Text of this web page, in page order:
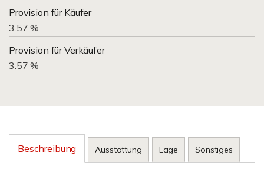
Provision für Käufer
3.57 %
Provision für Verkäufer
3.57 %
Beschreibung Ausstattung Lage Sonstiges